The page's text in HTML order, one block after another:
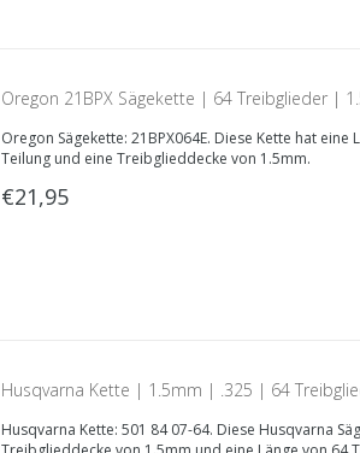
Oregon 21BPX Sägekette | 64 Treibglieder |
Oregon Sägekette: 21BPX064E. Diese Kette hat
Teilung und eine Treibglieddecke von 1.5mm.
€21,95
Husqvarna Kette | 1.5mm | .325 | 64
Husqvarna Kette: 501 84 07-64. Diese Husqvarna